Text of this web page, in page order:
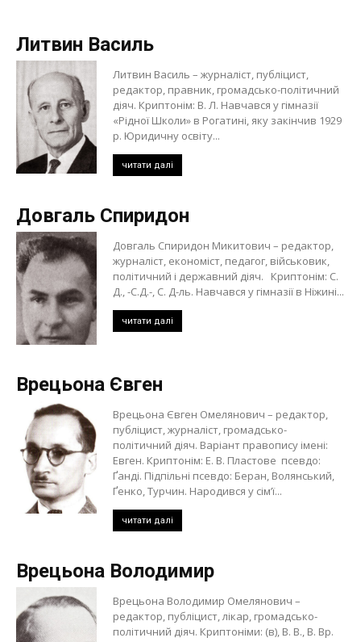
Литвин Василь
Литвин Василь – журналіст, публіцист,
редактор, правник, громадсько-політичний
діяч. Криптонім: В. Л. Навчався у гімназії
«Рідної Школи» в Рогатині, яку закінчив 1929
р. Юридичну освіту...
читати далі
Довгаль Спиридон
Довгаль Спиридон Микитович – редактор,
журналіст, економіст, педагог, військовик,
політичний і державний діяч. Криптонім: С.
Д., -С.Д.-, С. Д-ль. Навчався у гімназії в Ніжині...
читати далі
Врецьона Євген
Врецьона Євген Омелянович – редактор,
публіцист, журналіст, громадсько-
політичний діяч. Варіант правопису імені:
Евген. Криптонім: Е. В. Пластове псевдо:
Ґанді. Підпільні псевдо: Беран, Волянський,
Ґенко, Турчин. Народився у сім’ї...
читати далі
Врецьона Володимир
Врецьона Володимир Омелянович –
редактор, публіцист, лікар, громадсько-
політичний діяч. Криптоніми: (в), В. В., В. Вр.